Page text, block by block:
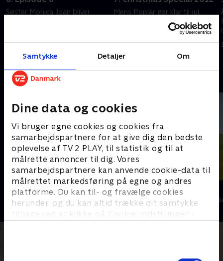
Samtykke Detaljer Om
Dine data og cookies
Vi bruger egne cookies og cookies fra
samarbejdspartnere for at give dig den bedste
oplevelse af TV 2 PLAY, til statistik og til at
målrette annoncer til dig. Vores
samarbejdspartnere kan anvende cookie-data til
målrettet markedsføring på egne og andres
platforme. Du kan til- og fravælge cookies
herunder, og du kan altid trække dit samtykke
tilbage ved at klikke på ’Cookie-indstillinger’ i
Søster Monica Joan bliver
1. maj 2023 • 59 min
Mens Poplar gør klar til jul,
bliver der fundet en efterladt
1. maj 2023 • 73 min
Andre så også
Badehotellet
Drama • 10 sæsoner
Doc Martin
Drama • 10